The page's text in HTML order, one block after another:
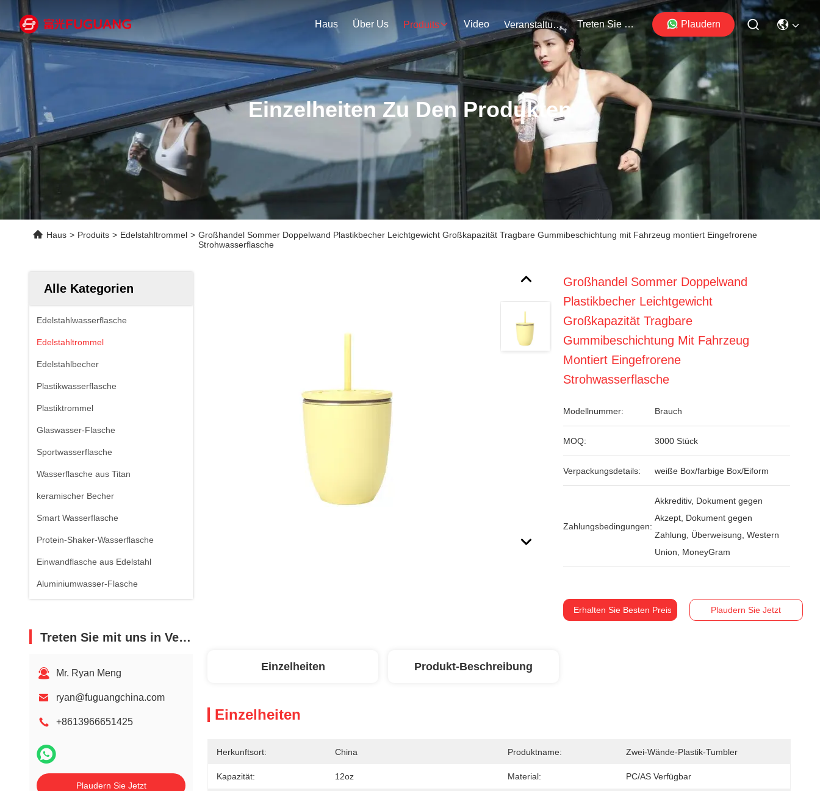
Haus Über Us Produits Video Veranstaltungen Treten Sie Mit Uns In Verbindung Plaudern
Einzelheiten Zu Den Produkten
Haus > Produits > Edelstahltrommel > Großhandel Sommer Doppelwand Plastikbecher Leichtgewicht Großkapazität Tragbare Gummibeschichtung mit Fahrzeug montiert Eingefrorene
Strohwasserflasche
Alle Kategorien
Edelstahlwasserflasche
Edelstahltrommel
Edelstahlbecher
Plastikwasserflasche
Plastiktrommel
Glaswasser-Flasche
Sportwasserflasche
Wasserflasche aus Titan
keramischer Becher
Smart Wasserflasche
Protein-Shaker-Wasserflasche
Einwandflasche aus Edelstahl
Aluminiumwasser-Flasche
Treten Sie mit uns in Verbindung
Mr. Ryan Meng
ryan@fuguangchina.com
+8613966651425
Plaudern Sie Jetzt
Großhandel Sommer Doppelwand
Plastikbecher Leichtgewicht
Großkapazität Tragbare
Gummibeschichtung Mit Fahrzeug
Montiert Eingefrorene
Strohwasserflasche
Modellnummer: Brauch
MOQ: 3000 Stück
Verpackungsdetails: weiße Box/farbige Box/Eiform
Zahlungsbedingungen:
Akkreditiv, Dokument gegen
Akzept, Dokument gegen
Zahlung, Überweisung, Western
Union, MoneyGram
Erhalten Sie Besten Preis Plaudern Sie Jetzt
Einzelheiten Produkt-Beschreibung
Einzelheiten
Herkunftsort: China Produktname: Zwei-Wände-Plastik-Tumbler
Kapazität: 12oz Material: PC/AS Verfügbar